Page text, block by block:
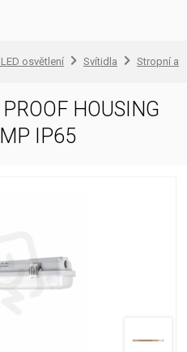
osvětlení Svítidla Stropní a
HOUSING
IP65